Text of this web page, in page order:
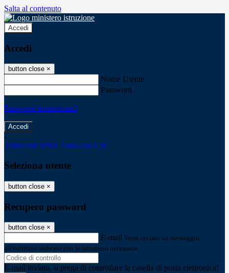
Salta al contenuto
Accedi
Accedi
button close ×
Nome Utente
Password
Password dimenticata?
-
Entra con SPID Entra con CIE
Seleziona utente
button close ×
Recupero password
button close ×
E-mail Verrà inviato un messaggio
all'indirizzo indicato con le istruzioni necessarie.
E-mail inviata, si prega di controllare la casella di posta elettronica!